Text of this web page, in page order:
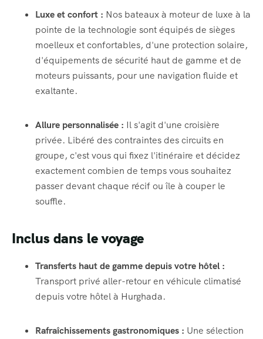
Luxe et confort : Nos bateaux à moteur de luxe à la
pointe de la technologie sont équipés de sièges
moelleux et confortables, d'une protection solaire,
d'équipements de sécurité haut de gamme et de
moteurs puissants, pour une navigation fluide et
exaltante.
Allure personnalisée : Il s'agit d'une croisière
privée. Libéré des contraintes des circuits en
groupe, c'est vous qui fixez l'itinéraire et décidez
exactement combien de temps vous souhaitez
passer devant chaque récif ou île à couper le
souffle.
Inclus dans le voyage
Transferts haut de gamme depuis votre hôtel :
Transport privé aller-retour en véhicule climatisé
depuis votre hôtel à Hurghada.
Rafraîchissements gastronomiques : Une sélection